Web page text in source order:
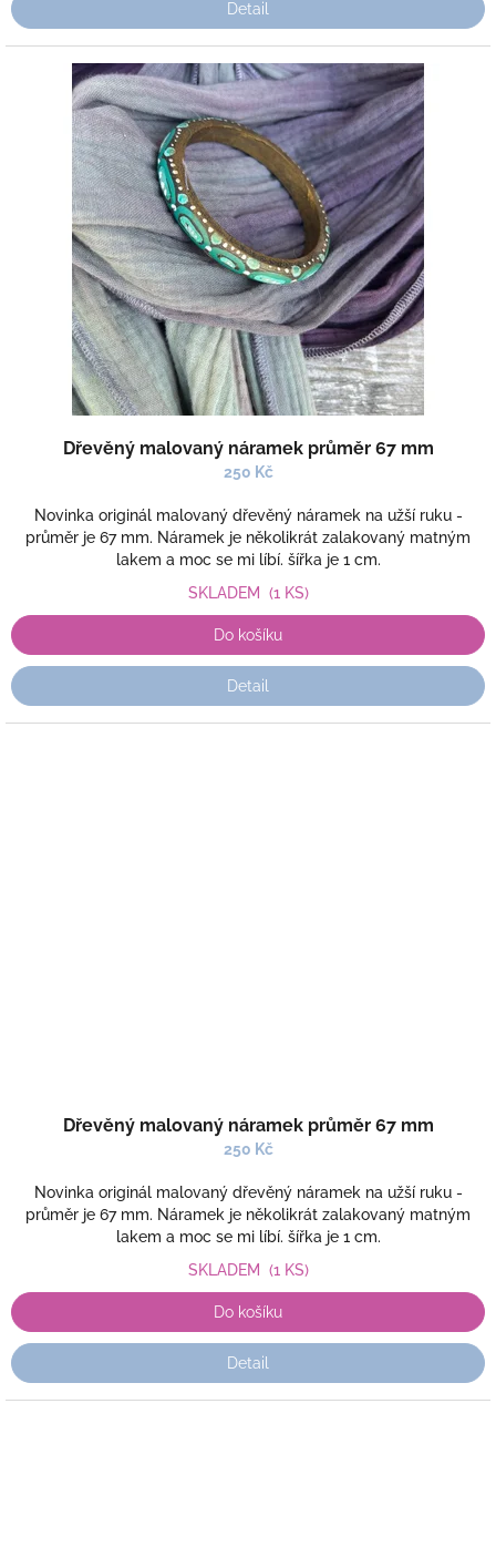
Detail
Dřevěný malovaný náramek průměr 67 mm
250 Kč
Novinka originál malovaný dřevěný náramek na užší ruku -
průměr je 67 mm. Náramek je několikrát zalakovaný matným
lakem a moc se mi líbí. šířka je 1 cm.
SKLADEM (1 KS)
Do košíku
Detail
Dřevěný malovaný náramek průměr 67 mm
250 Kč
Novinka originál malovaný dřevěný náramek na užší ruku -
průměr je 67 mm. Náramek je několikrát zalakovaný matným
lakem a moc se mi líbí. šířka je 1 cm.
SKLADEM (1 KS)
Do košíku
Detail